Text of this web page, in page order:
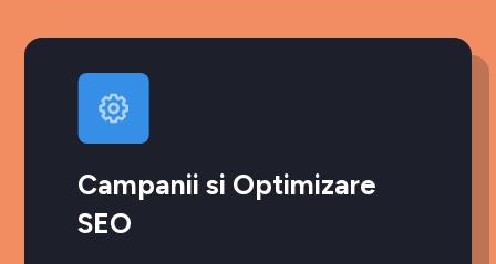
Campanii si Optimizare
SEO